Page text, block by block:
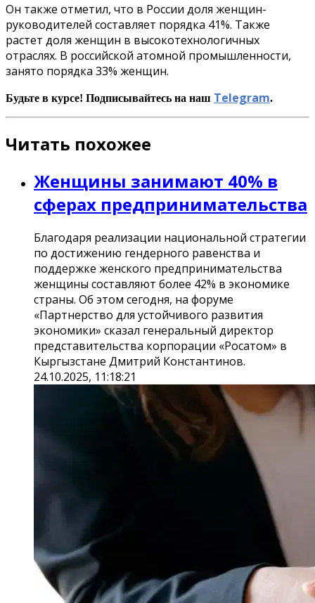
Он также отметил, что в России доля женщин-
руководителей составляет порядка 41%. Также
растет доля женщин в высокотехнологичных
отраслях. В российской атомной промышленности,
занято порядка 33% женщин.
Будьте в курсе! Подписывайтесь на наш Telegram.
Читать похожее
Женщины занимают 40% в
сферах предпринимательства
Благодаря реализации национальной стратегии
по достижению гендерного равенства и
поддержке женского предпринимательства
женщины составляют более 42% в экономике
страны. Об этом сегодня, на форуме
«Партнерство для устойчивого развития
экономики» сказал генеральный директор
представительства корпорации «Росатом» в
Кыргызстане Дмитрий Константинов.
24.10.2025, 11:18:21